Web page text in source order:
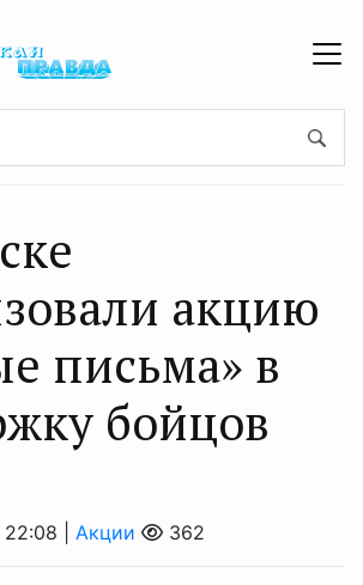
акцию
письма» в
бойцов
| Акции 362